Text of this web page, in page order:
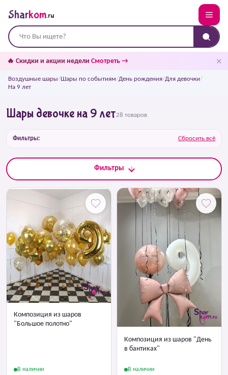
Sharkom.ru
🔥 Скидки и акции недели Смотреть → ✕
Воздушные шары/Шары по событиям/День рождения/Для девочки/
На 9 лет
Шары девочке на 9 лет28 товаров
Фильтры: Сбросить всё
Фильтры
Композиция из шаров
"Большое полотно"
В наличии
Композиция из шаров "День
в бантиках"
В наличии